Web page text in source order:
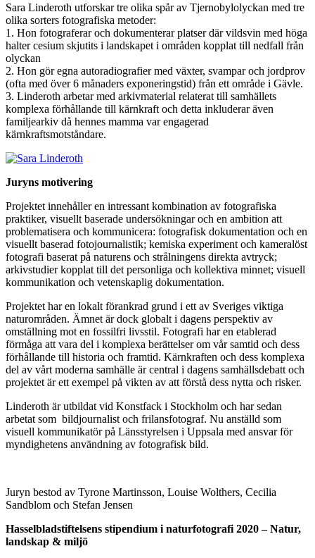
Sara Linderoth utforskar tre olika spår av Tjernobylolyckan med tre
olika sorters fotografiska metoder:
1. Hon fotograferar och dokumenterar platser där vildsvin med höga
halter cesium skjutits i landskapet i områden kopplat till nedfall från
olyckan
2. Hon gör egna autoradiografier med växter, svampar och jordprov
(ofta med över 6 månaders exponeringstid) från ett område i Gävle.
3. Linderoth arbetar med arkivmaterial relaterat till samhällets
komplexa förhållande till kärnkraft och detta inkluderar även
familjearkiv då hennes mamma var engagerad
kärnkraftsmotståndare.
Juryns motivering
Projektet innehåller en intressant kombination av fotografiska
praktiker, visuellt baserade undersökningar och en ambition att
problematisera och kommunicera: fotografisk dokumentation och en
visuellt baserad fotojournalistik; kemiska experiment och kameralöst
fotografi baserat på naturens och strålningens direkta avtryck;
arkivstudier kopplat till det personliga och kollektiva minnet; visuell
kommunikation och vetenskaplig dokumentation.
Projektet har en lokalt förankrad grund i ett av Sveriges viktiga
naturområden. Ämnet är dock globalt i dagens perspektiv av
omställning mot en fossilfri livsstil. Fotografi har en etablerad
förmåga att vara del i komplexa berättelser om vår samtid och dess
förhållande till historia och framtid. Kärnkraften och dess komplexa
del av vårt moderna samhälle är central i dagens samhällsdebatt och
projektet är ett exempel på vikten av att förstå dess nytta och risker.
Linderoth är utbildat vid Konstfack i Stockholm och har sedan
arbetat som bildjournalist och frilansfotograf. Nu anställd som
visuell kommunikatör på Länsstyrelsen i Uppsala med ansvar för
myndighetens användning av fotografisk bild.
Juryn bestod av Tyrone Martinsson, Louise Wolthers, Cecilia
Sandblom och Stefan Jensen
Hasselbladstiftelsens stipendium i naturfotografi 2020 – Natur,
landskap & miljö